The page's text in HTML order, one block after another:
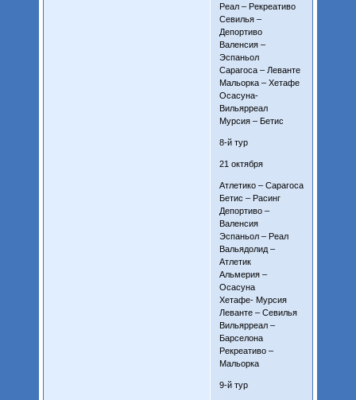
Реал – Рекреативо
Севилья –
Депортиво
Валенсия –
Эспаньол
Сарагоса – Леванте
Мальорка – Хетафе
Осасуна-
Вильярреал
Мурсия – Бетис
8-й тур
21 октября
Атлетико – Сарагоса
Бетис – Расинг
Депортиво –
Валенсия
Эспаньол – Реал
Вальядолид –
Атлетик
Альмерия –
Осасуна
Хетафе- Мурсия
Леванте – Севилья
Вильярреал –
Барселона
Рекреативо –
Мальорка
9-й тур